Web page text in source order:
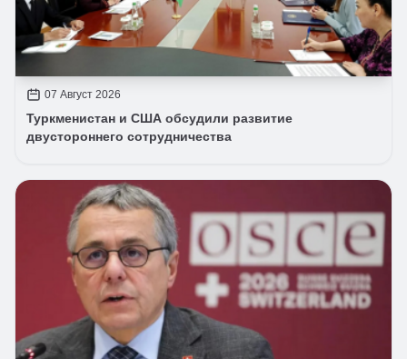
07 Август 2026
Туркменистан и США обсудили развитие
двустороннего сотрудничества